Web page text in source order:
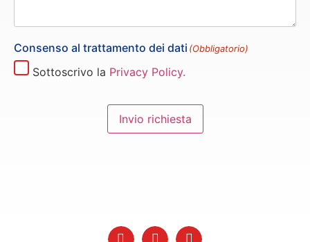
Consenso al trattamento dei dati (Obbligatorio)
Sottoscrivo la Privacy Policy.
Invio richiesta